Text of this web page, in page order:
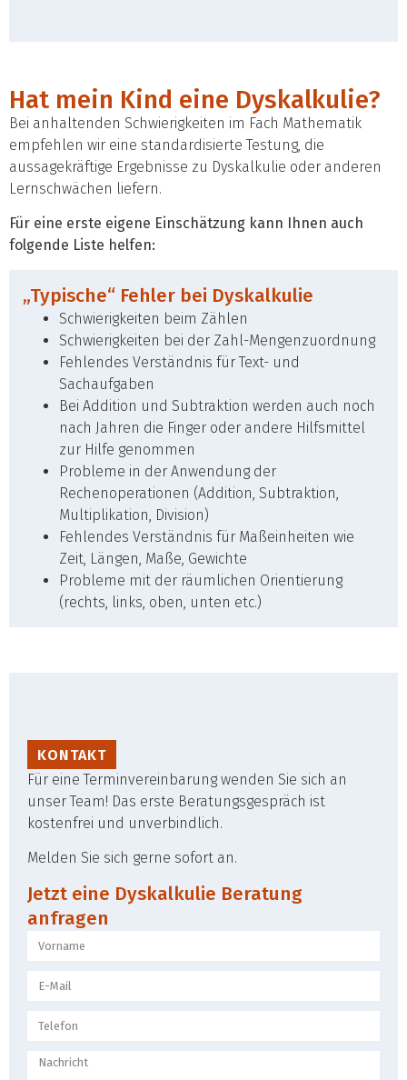
Hat mein Kind eine Dyskalkulie?​
Bei anhaltenden Schwierigkeiten im Fach Mathematik
empfehlen wir eine standardisierte Testung, die
aussagekräftige Ergebnisse zu Dyskalkulie oder anderen
Lernschwächen liefern.
Für eine erste eigene Einschätzung kann Ihnen auch
folgende Liste helfen:
„Typische“ Fehler bei Dyskalkulie
Schwierigkeiten beim Zählen
Schwierigkeiten bei der Zahl-Mengenzuordnung
Fehlendes Verständnis für Text- und
Sachaufgaben
Bei Addition und Subtraktion werden auch noch
nach Jahren die Finger oder andere Hilfsmittel
zur Hilfe genommen
Probleme in der Anwendung der
Rechenoperationen (Addition, Subtraktion,
Multiplikation, Division)
Fehlendes Verständnis für Maßeinheiten wie
Zeit, Längen, Maße, Gewichte
Probleme mit der räumlichen Orientierung
(rechts, links, oben, unten etc.)
KONTAKT
Für eine Terminvereinbarung wenden Sie sich an
unser Team! Das erste Beratungs­ge­spräch ist
kostenfrei und unverbindlich.
Melden Sie sich gerne sofort an.
Jetzt eine Dyskalkulie Beratung
anfragen